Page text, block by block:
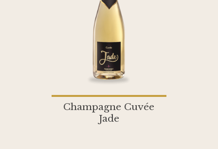
Champagne Cuvée
Jade